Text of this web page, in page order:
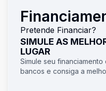
Pretende Financiar?
SIMULE AS
LUGAR
Simule seu
bancos e consiga a